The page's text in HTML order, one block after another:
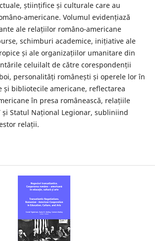
științifice și culturale care au
americane. Volumul evidențiază
ale relațiilor româno-americane
schimburi academice, inițiative ale
și ale organizațiilor umanitare din
celuilalt de către corespondenții
personalități românești și operele lor în
și bibliotecile americane, reflectarea
în presa românească, relațiile
și Statul Național Legionar, subliniind
relații.